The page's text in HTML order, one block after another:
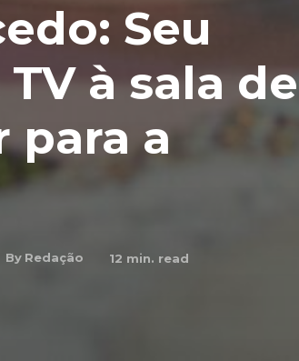
Seu
à sala de
para a
By Redação 12 min. read